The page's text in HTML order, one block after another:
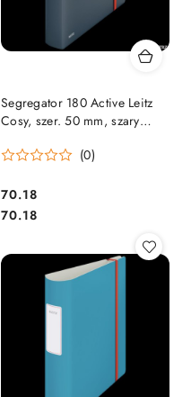
Segregator 180 Active Leitz
Cosy, szer. 50 mm, szary
(0)
Cena:
70.18
Cena:
70.18